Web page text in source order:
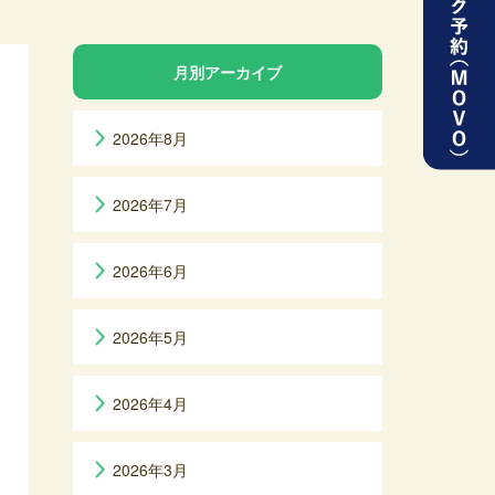
月別アーカイブ
2026年8月
2026年7月
2026年6月
2026年5月
2026年4月
2026年3月